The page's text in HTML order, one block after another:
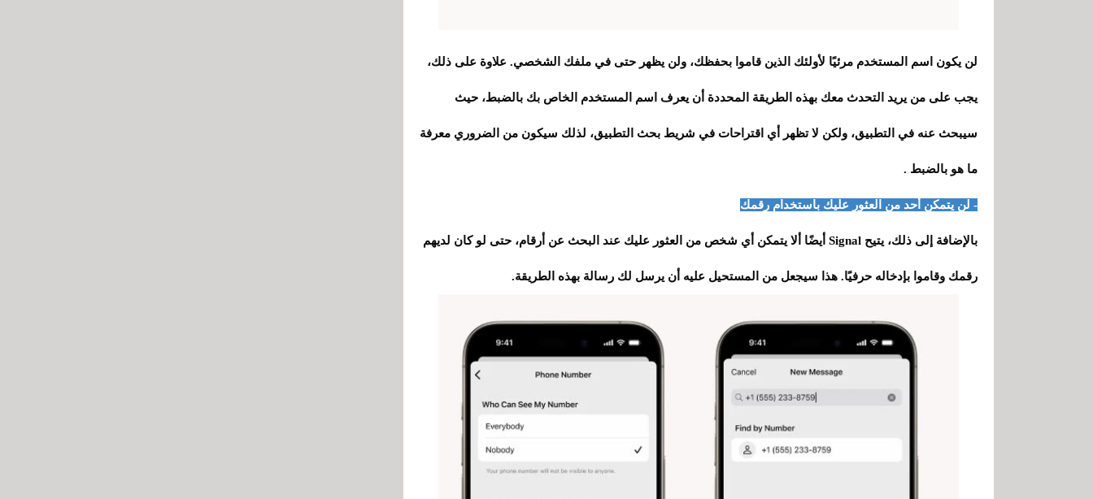
لن يكون اسم المستخدم مرئيًا لأولئك الذين قاموا بحفظك، ولن يظهر حتى في ملفك الشخصي. علاوة على ذلك،
يجب على من يريد التحدث معك بهذه الطريقة المحددة أن يعرف اسم المستخدم الخاص بك بالضبط، حيث
سيبحث عنه في التطبيق، ولكن لا تظهر أي اقتراحات في شريط بحث التطبيق، لذلك سيكون من الضروري معرفة
ما هو بالضبط .
- لن يتمكن أحد من العثور عليك باستخدام رقمك
بالإضافة إلى ذلك، يتيح Signal أيضًا ألا يتمكن أي شخص من العثور عليك عند البحث عن أرقام، حتى لو كان لديهم
رقمك وقاموا بإدخاله حرفيًا. هذا سيجعل من المستحيل عليه أن يرسل لك رسالة بهذه الطريقة.